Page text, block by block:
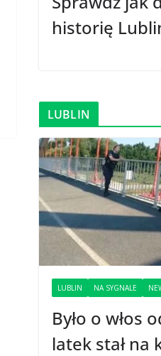
historię
LUBLIN
LUBLIN NA SYGNALE
Było o włos
latek stał na